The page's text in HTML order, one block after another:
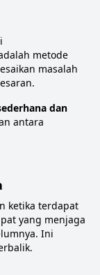
metode
masalah
dan
antara
ketika terdapat
yang menjaga
Ini